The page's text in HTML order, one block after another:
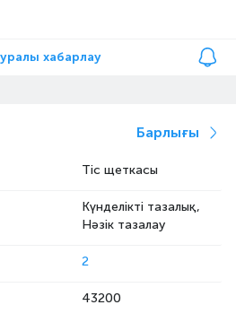
хабарлау
Барлығы
Тіс щеткасы
Күнделікті тазалық,
Нәзік тазалау
2
43200